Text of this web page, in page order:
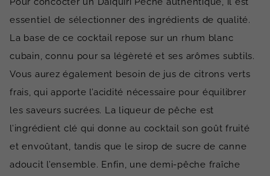
essentiel de sélectionner des ingrédients de qualité.
La base de ce cocktail repose sur un rhum blanc
cubain, connu pour sa légèreté et ses arômes subtils.
Vous aurez également besoin de jus de citrons verts
frais, qui apporte l’acidité nécessaire pour équilibrer
les saveurs sucrées. La liqueur de pêche est
l’ingrédient clé qui donne au cocktail son goût fruité
et envoûtant, tandis que le sirop de sucre de canne
adoucit l’ensemble. Enfin, une demi-pêche fraîche